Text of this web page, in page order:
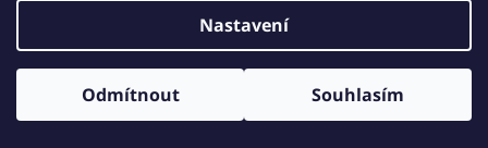
Nastavení
Odmítnout Souhlasím
Odběr novinek